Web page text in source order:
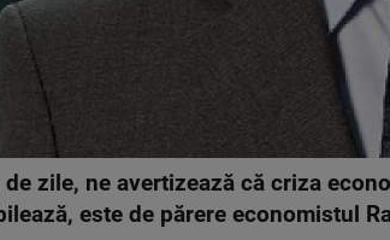
de zile, ne avertizează că criza
este de părere economistul